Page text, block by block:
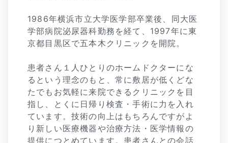
1986年横浜市立大学医学部卒業後、同大医
学部病院泌尿器科勤務を経て、1997年に東
京都目黒区で五本木クリニックを開院。
患者さん１人ひとりのホームドクターにな
るという理念のもと、常に敷居が低くどな
たでもお気軽に来院できるクリニックを目
指し、とくに日帰り検査・手術に力を入れ
ています。技術の向上はもちろんですがよ
り新しい医療機器や治療方法・医学情報の
提供につとめています。患者さんとの会話